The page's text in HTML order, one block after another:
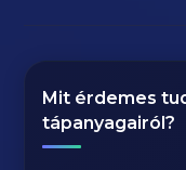
Mit érdemes
tápanyagairól?